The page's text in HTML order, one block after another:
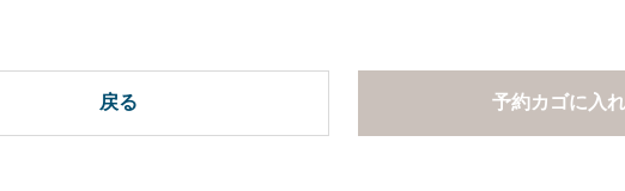
戻る 予約カゴに入